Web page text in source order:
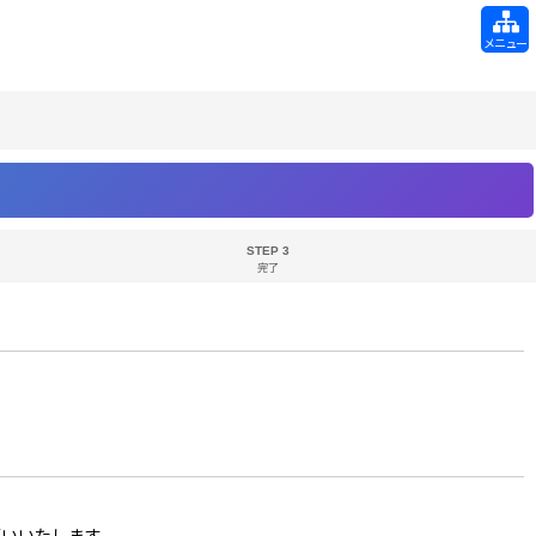
メニュー
STEP 3
完了